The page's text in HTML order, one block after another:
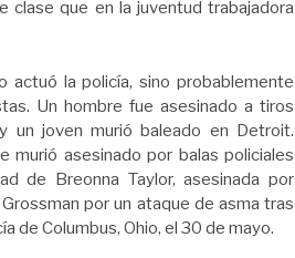
clase que en la juventud trabajadora
actuó la policía, sino probablemente
Un hombre fue asesinado a tiros
un joven murió baleado en Detroit.
murió asesinado por balas policiales
de Breonna Taylor, asesinada por
por un ataque de asma tras
de Columbus, Ohio, el 30 de mayo.